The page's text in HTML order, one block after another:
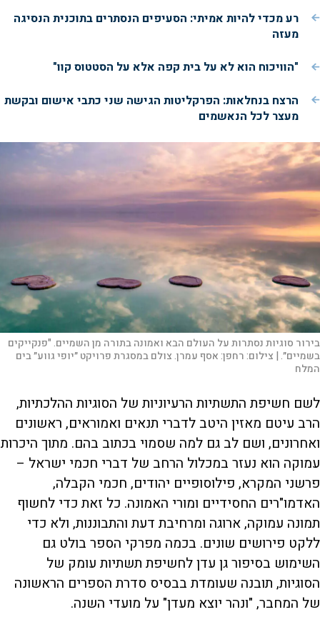
רע מכדי להיות אמיתי: הסעיפים הנסתרים בתוכנית הנסיגה
מעזה
"הוויכוח הוא לא על בית קפה אלא על הסטטוס קוו"
הרצח בנחלאות: הפרקליטות הגישה שני כתבי אישום ובקשת
מעצר לכל הנאשמים
בירור סוגיות נסתרות על העולם הבא ואמונה בתורה מן השמיים. "פנקייקים
בשמיים״. | צילום:רחפן: אסף עמרן. צולם במסגרת פרויקט ״יופי גווע״ בים
המלח
לשם חשיפת התשתיות הרעיוניות של הסוגיות ההלכתיות,
הרב עיטם מאזין היטב לדברי תנאים ואמוראים, ראשונים
ואחרונים, ושם לב גם למה שסמוי בכתוב בהם. מתוך היכרות
עמוקה הוא נעזר במכלול הרחב של דברי חכמי ישראל –
פרשני המקרא, פילוסופיים יהודים, חכמי הקבלה,
האדמו"רים החסידיים ומורי האמונה. כל זאת כדי לחשוף
תמונה עמוקה, ארוגה ומרחיבת דעת והתבוננות, ולא כדי
ללקט פירושים שונים. בכמה מפרקי הספר בולט גם
השימוש בסיפור גן עדן לחשיפת תשתיות עומק של
הסוגיות, תובנה שעומדת בבסיס סדרת הספרים הראשונה
של המחבר, "ונהר יוצא מעדן" על מועדי השנה.